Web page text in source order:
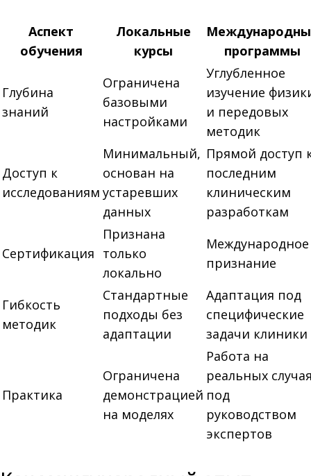
Аспект
обучения
Локальные
курсы
программы
Глубина
знаний
Ограничена
базовыми
настройками
Углубленное
изучение
и передовых
методик
Доступ к
исследованиям
Минимальный,
основан на
устаревших
данных
Прямой доступ
последним
клиническим
разработкам
Сертификация
Признана
только
локально
Международное
признание
Гибкость
методик
Стандартные
подходы без
адаптации
Адаптация под
специфические
задачи клиники
Практика
Ограничена
демонстрацией
на моделях
Работа на
реальных
под
руководством
экспертов